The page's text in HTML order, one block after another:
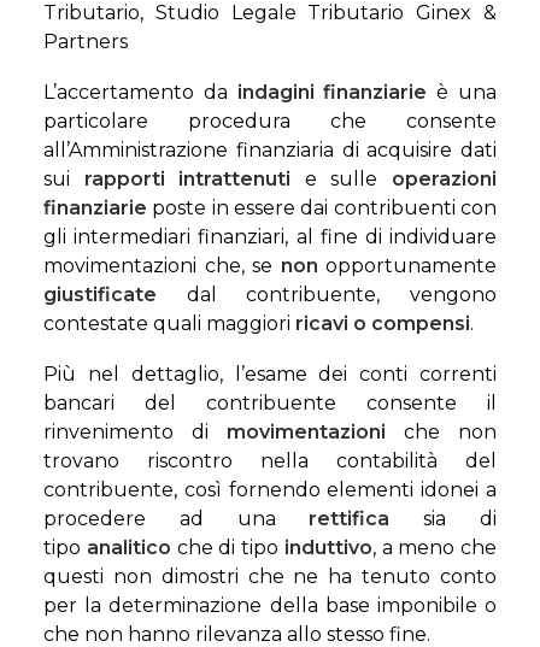
Tributario, Studio Legale Tributario Ginex &
Partners
L’accertamento da indagini finanziarie è una
particolare procedura che consente
all’Amministrazione finanziaria di acquisire dati
sui rapporti intrattenuti e sulle operazioni
finanziarie poste in essere dai contribuenti con
gli intermediari finanziari, al fine di individuare
movimentazioni che, se non opportunamente
giustificate dal contribuente, vengono
contestate quali maggiori ricavi o compensi.
Più nel dettaglio, l’esame dei conti correnti
bancari del contribuente consente il
rinvenimento di movimentazioni che non
trovano riscontro nella contabilità del
contribuente, così fornendo elementi idonei a
procedere ad una rettifica sia di
tipo analitico che di tipo induttivo, a meno che
questi non dimostri che ne ha tenuto conto
per la determinazione della base imponibile o
che non hanno rilevanza allo stesso fine.